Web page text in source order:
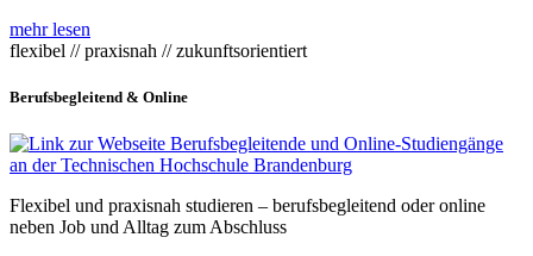
mehr lesen
flexibel // praxisnah // zukunftsorientiert
Berufsbegleitend & Online
Flexibel und praxisnah studieren – berufsbegleitend oder online
neben Job und Alltag zum Abschluss